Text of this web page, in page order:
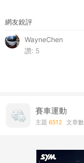
網友銳評
WayneChen
讚: 5
賽車運動
主題 6512 文章數